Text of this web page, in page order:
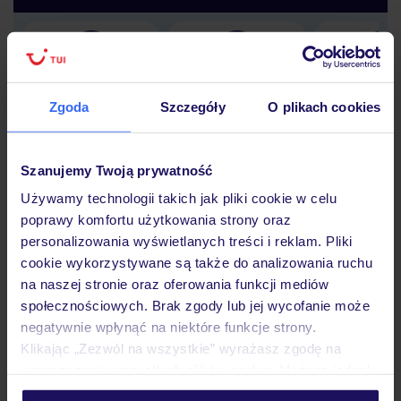
Zgoda Szczegóły O plikach cookies
Szanujemy Twoją prywatność
Używamy technologii takich jak pliki cookie w celu
poprawy komfortu użytkowania strony oraz
personalizowania wyświetlanych treści i reklam. Pliki
cookie wykorzystywane są także do analizowania ruchu
na naszej stronie oraz oferowania funkcji mediów
społecznościowych. Brak zgody lub jej wycofanie może
negatywnie wpłynąć na niektóre funkcje strony.
Klikając „Zezwól na wszystkie” wyrażasz zgodę na
personalizować swój wybór wchodząc w zakładkę
Lider niskich cen
Największe biuro
30 lat w
Hotel
Pokoje
Wyżywienie